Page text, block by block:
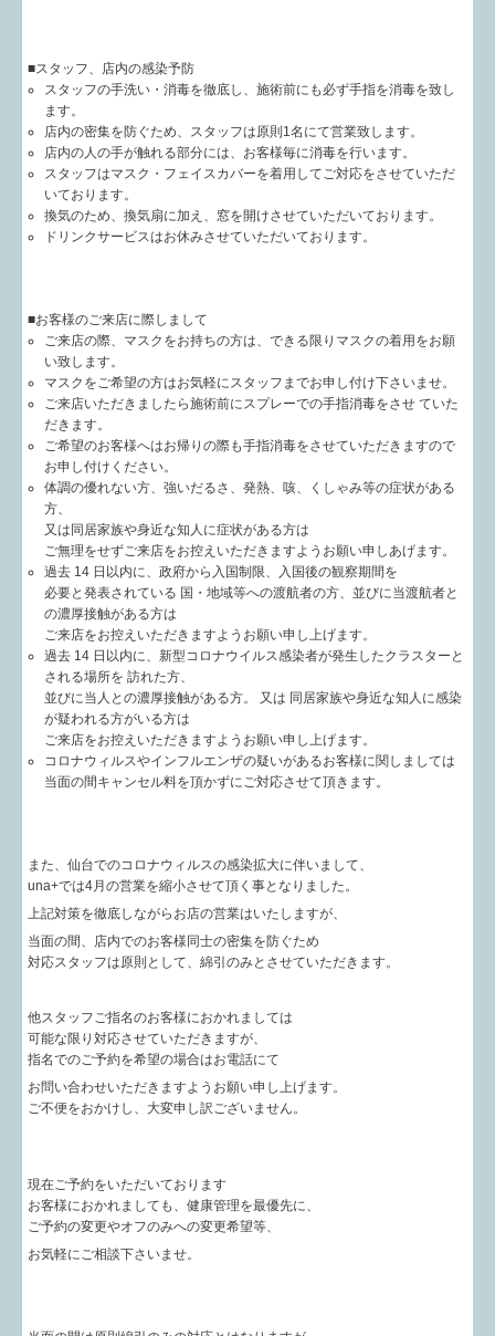
■スタッフ、店内の感染予防
スタッフの手洗い・消毒を徹底し、施術前にも必ず手指を消毒を致し
ます。
店内の密集を防ぐため、スタッフは原則1名にて営業致します。
店内の人の手が触れる部分には、お客様毎に消毒を行います。
スタッフはマスク・フェイスカバーを着用してご対応をさせていただ
いております。
換気のため、換気扇に加え、窓を開けさせていただいております。
ドリンクサービスはお休みさせていただいております。
■お客様のご来店に際しまして
ご来店の際、マスクをお持ちの方は、できる限りマスクの着用をお願
い致します。
マスクをご希望の方はお気軽にスタッフまでお申し付け下さいませ。
ご来店いただきましたら施術前にスプレーでの手指消毒をさせ ていた
だきます。
ご希望のお客様へはお帰りの際も手指消毒をさせていただきますので
お申し付けください。
体調の優れない方、強いだるさ、発熱、咳、くしゃみ等の症状がある
方、
又は同居家族や身近な知人に症状がある方は
ご無理をせずご来店をお控えいただきますようお願い申しあげます。
過去 14 日以内に、政府から入国制限、入国後の観察期間を
必要と発表されている 国・地域等への渡航者の方、並びに当渡航者と
の濃厚接触がある方は
ご来店をお控えいただきますようお願い申し上げます。
過去 14 日以内に、新型コロナウイルス感染者が発生したクラスターと
される場所を 訪れた方、
並びに当人との濃厚接触がある方。 又は 同居家族や身近な知人に感染
が疑われる方がいる方は
ご来店をお控えいただきますようお願い申し上げます。
コロナウィルスやインフルエンザの疑いがあるお客様に関しましては
当面の間キャンセル料を頂かずにご対応させて頂きます。
また、仙台でのコロナウィルスの感染拡大に伴いまして、
una+では4月の営業を縮小させて頂く事となりました。
上記対策を徹底しながらお店の営業はいたしますが、
当面の間、店内でのお客様同士の密集を防ぐため
対応スタッフは原則として、綿引のみとさせていただきます。
他スタッフご指名のお客様におかれましては
可能な限り対応させていただきますが、
指名でのご予約を希望の場合はお電話にて
お問い合わせいただきますようお願い申し上げます。
ご不便をおかけし、大変申し訳ございません。
現在ご予約をいただいております
お客様におかれましても、健康管理を最優先に、
ご予約の変更やオフのみへの変更希望等、
お気軽にご相談下さいませ。